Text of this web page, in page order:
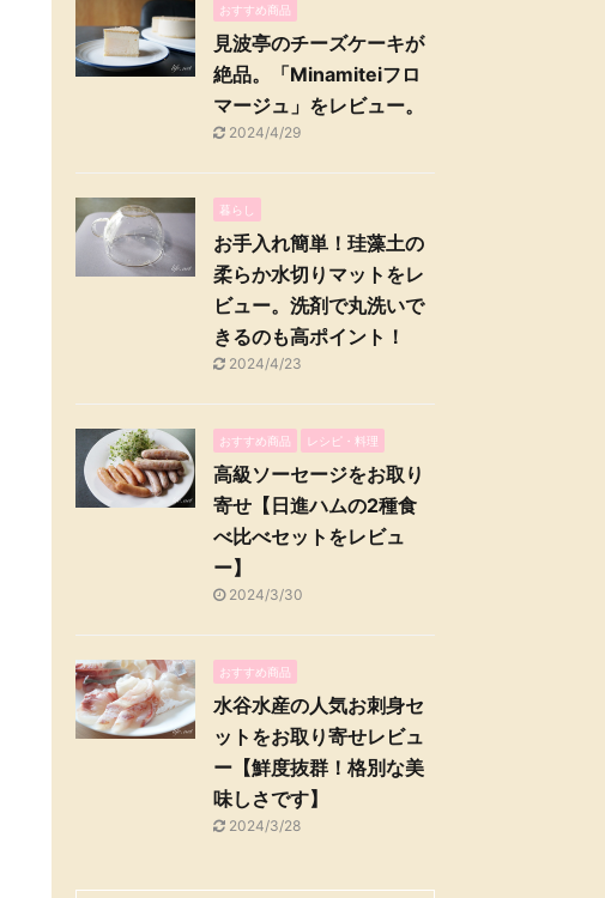
おすすめ商品
見波亭のチーズケーキが
絶品。「Minamiteiフロ
マージュ」をレビュー。
2024/4/29
暮らし
お手入れ簡単！珪藻土の
柔らか水切りマットをレ
ビュー。洗剤で丸洗いで
きるのも高ポイント！
2024/4/23
おすすめ商品 レシピ・料理
高級ソーセージをお取り
寄せ【日進ハムの2種食
べ比べセットをレビュ
ー】
2024/3/30
おすすめ商品
水谷水産の人気お刺身セ
ットをお取り寄せレビュ
ー【鮮度抜群！格別な美
味しさです】
2024/3/28